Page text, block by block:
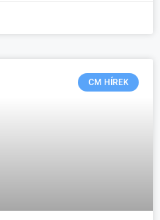
CM HÍREK